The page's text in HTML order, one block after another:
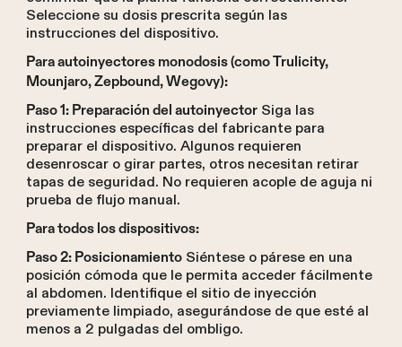
Seleccione su dosis prescrita según las
instrucciones del dispositivo.
Para autoinyectores monodosis (como Trulicity,
Mounjaro, Zepbound, Wegovy):
Paso 1: Preparación del autoinyectorSiga las
instrucciones específicas del fabricante para
preparar el dispositivo. Algunos requieren
desenroscar o girar partes, otros necesitan retirar
tapas de seguridad. No requieren acople de aguja ni
prueba de flujo manual.
Para todos los dispositivos:
Paso 2: PosicionamientoSiéntese o párese en una
posición cómoda que le permita acceder fácilmente
al abdomen. Identifique el sitio de inyección
previamente limpiado, asegurándose de que esté al
menos a 2 pulgadas del ombligo.